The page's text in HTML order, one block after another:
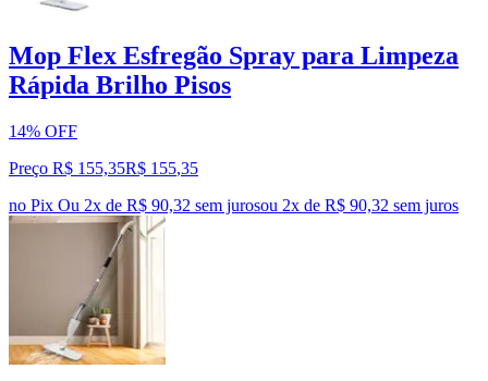
Mop Flex Esfregão Spray para Limpeza
Rápida Brilho Pisos
14% OFF
Preço R$ 155,35R$ 155,35
no Pix Ou 2x de R$ 90,32 sem jurosou 2x de R$ 90,32 sem juros